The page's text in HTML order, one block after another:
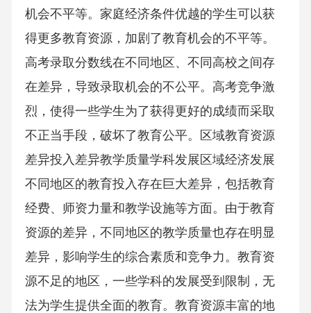
机会不平等。家庭经济条件优越的学生可以获
得更多教育资源，加剧了教育机会的不平等。
高考录取分数线在不同地区、不同高校之间存
在差异，导致录取机会的不公平。高考竞争激
烈，使得一些学生为了获得更好的成绩而采取
不正当手段，破坏了教育公平。区域教育资源
差异投入差异教学质量学科发展区域经济发展
不同地区的教育投入存在巨大差异，包括教育
经费、师资力量和教学设施等方面。由于教育
资源的差异，不同地区的教学质量也存在明显
差异，影响学生的综合素质和竞争力。教育资
源不足的地区，一些学科的发展受到限制，无
法为学生提供全面的教育。教育资源丰富的地